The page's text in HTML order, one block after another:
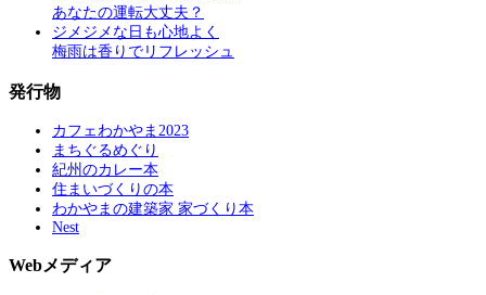
あなたの運転大丈夫？
ジメジメな日も心地よく
梅雨は香りでリフレッシュ
発行物
カフェわかやま2023
まちぐるめぐり
紀州のカレー本
住まいづくりの本
わかやまの建築家 家づくり本
Nest
Webメディア